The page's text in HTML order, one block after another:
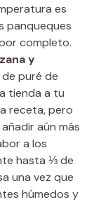
es
panqueques
completo.
y
puré de
tienda a tu
receta, pero
aún más
a los
hasta ⅓ de
una vez que
húmedos y